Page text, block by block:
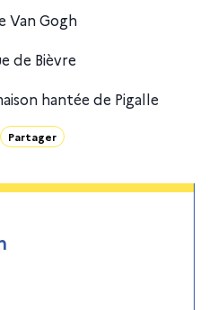
Van Gogh
de Bièvre
hantée de Pigalle
Partager